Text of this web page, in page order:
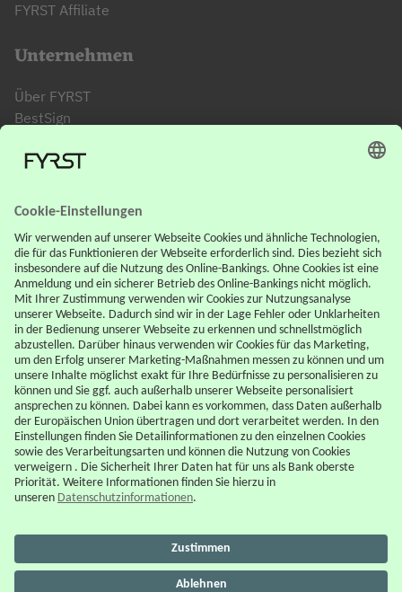
FYRST Affiliate
Unternehmen
Über FYRST
BestSign
FYRST Affiliate
Support
FAQ
Downloadcenter
Karte sperren
Kontowechselservice
Rechtliches
AGB
Impressum
Datenschutz
Sicherheit
Rechtshinweise
Pflichtangaben